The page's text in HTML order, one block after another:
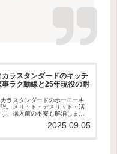
カラスタンダードのキッチ
事ラク動線と25年現役の耐
ラスタンダードのホーローキ
。メリット・デメリット・活
、購入前の不安も解消しま
2025.09.05